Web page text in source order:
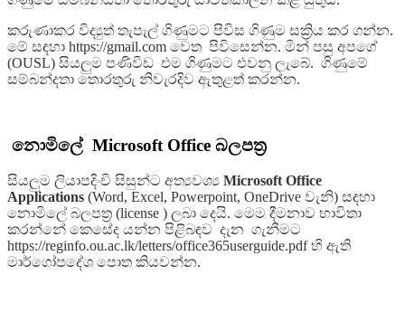
කරුණාකර විද්‍යුත් තැපැල් ගිණුමට පිවිස ගිණුම සක්‍රිය කර ගන්න.
මේ සඳහා https://gmail.com වෙත පිවිසෙන්න. මින් පසු අපගේ
(OUSL) සියලුම පණිවිඩ එම ගිණුමට එවනු ලැබේ. ගිණුමේ
සම්බන්දතා තොරතුරු නිවැරදිව ඇතුළත් කරන්න.
නොමිලේ Microsoft Office බලපත්‍ර
සියලුම ලියාපදිංචි සිසුන්ට අත්‍යවශ්‍ය Microsoft Office
Applications (Word, Excel, Powerpoint, OneDrive වැනි) සඳහා
නොමිලේ බලපත්‍ර (license ) ලබා දෙයි. මෙම දීමනාව භාවිතා
කරන්නේ කෙසේද යන්න පිළිබඳව දැන ගැනීමට
https://reginfo.ou.ac.lk/letters/office365userguide.pdf හි ඇති
මාර්ගෝපදේශ පොත කියවන්න.